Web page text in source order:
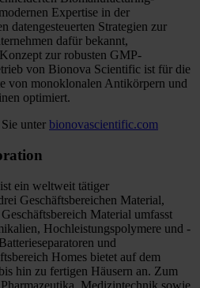
Expertise in der
datengesteuerten Strategien zur
dafür bekannt,
zur robusten GMP-
von Bionova Scientific ist für die
von monoklonalen Antikörpern und
optimiert.
unter bionovascientific.com
ein weltweit tätiger
Geschäftsbereichen Material,
Material umfasst
Hochleistungspolymere und -
und
Homes bietet auf dem
hin zu fertigen Häusern an. Zum
Medizintechnik sowie